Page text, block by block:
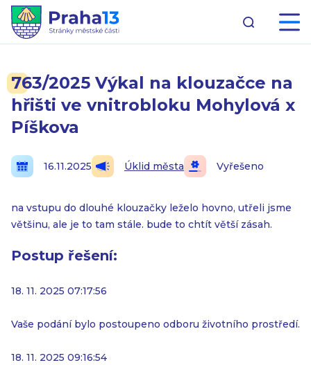
763/2025 Výkal na klouzačce na
hřišti ve vnitrobloku Mohylová x
Píškova
16.11.2025 Úklid města Vyřešeno
na vstupu do dlouhé klouzačky leželo hovno, utřeli jsme
většinu, ale je to tam stále. bude to chtít větší zásah.
Postup řešení:
18. 11. 2025 07:17:56
Vaše podání bylo postoupeno odboru životního prostředí.
18. 11. 2025 09:16:54